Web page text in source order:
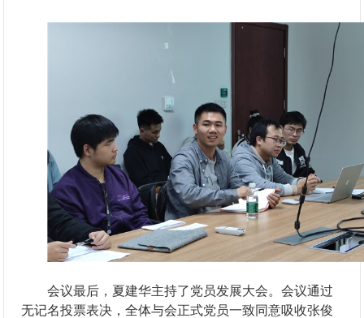
会议最后，夏建华主持了党员发展大会。会议通过
无记名投票表决，全体与会正式党员一致同意吸收张俊